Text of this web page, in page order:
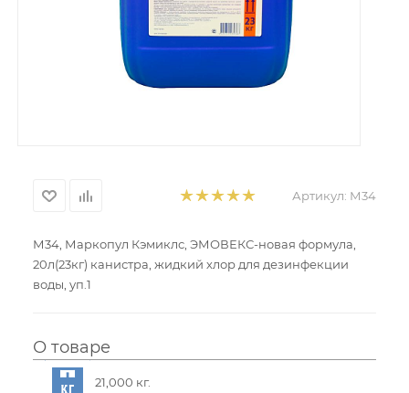
Артикул: М34
М34, Маркопул Кэмиклс, ЭМОВЕКС-новая формула,
20л(23кг) канистра, жидкий хлор для дезинфекции
воды, уп.1
О товаре
21,000 кг.